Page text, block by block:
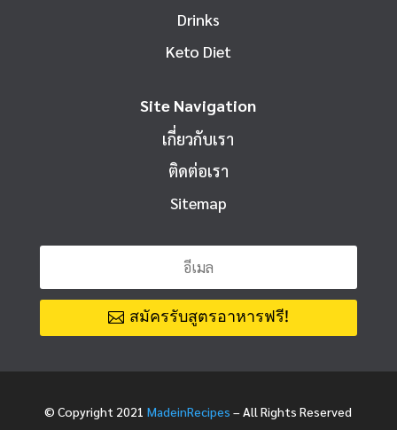
Drinks
Keto Diet
Site Navigation
เกี่ยวกับเรา
ติดต่อเรา
Sitemap
สมัครรับสูตรอาหารฟรี!
© Copyright 2021MadeinRecipes – All Rights Reserved